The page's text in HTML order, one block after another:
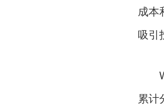
成本
吸引
累计